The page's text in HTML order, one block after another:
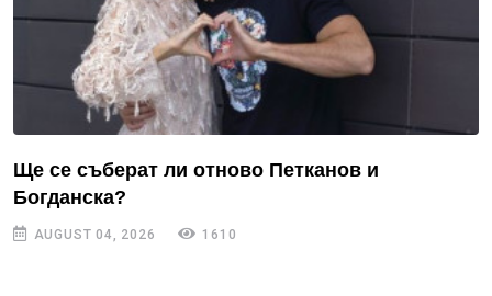
Ще се съберат ли отново Петканов и
Богданска?
AUGUST 04, 2026 1610